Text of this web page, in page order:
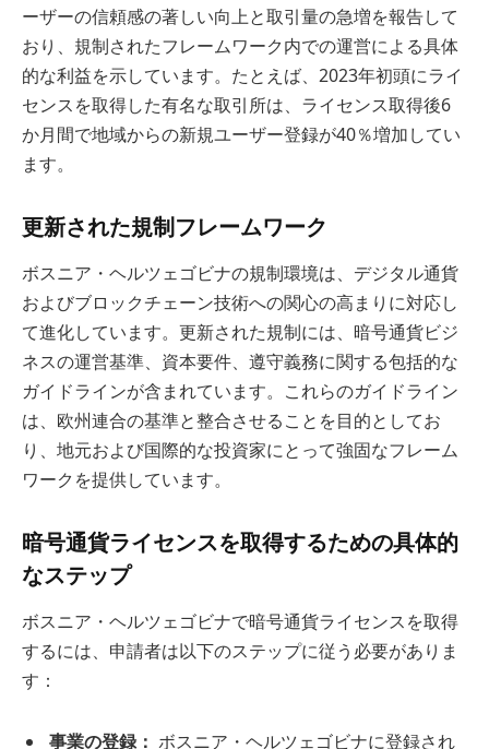
ーザーの信頼感の著しい向上と取引量の急増を報告して
おり、規制されたフレームワーク内での運営による具体
的な利益を示しています。たとえば、2023年初頭にライ
センスを取得した有名な取引所は、ライセンス取得後6
か月間で地域からの新規ユーザー登録が40％増加してい
ます。
更新された規制フレームワーク
ボスニア・ヘルツェゴビナの規制環境は、デジタル通貨
およびブロックチェーン技術への関心の高まりに対応し
て進化しています。更新された規制には、暗号通貨ビジ
ネスの運営基準、資本要件、遵守義務に関する包括的な
ガイドラインが含まれています。これらのガイドライン
は、欧州連合の基準と整合させることを目的としてお
り、地元および国際的な投資家にとって強固なフレーム
ワークを提供しています。
暗号通貨ライセンスを取得するための具体的
なステップ
ボスニア・ヘルツェゴビナで暗号通貨ライセンスを取得
するには、申請者は以下のステップに従う必要がありま
す：
事業の登録： ボスニア・ヘルツェゴビナに登録され